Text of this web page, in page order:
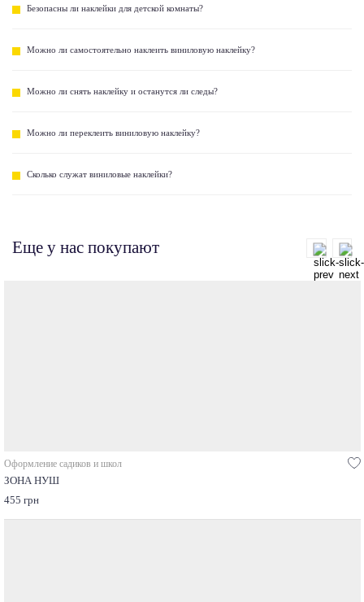
Безопасны ли наклейки для детской комнаты?
Можно ли самостоятельно наклеить виниловую наклейку?
Можно ли снять наклейку и останутся ли следы?
Можно ли переклеить виниловую наклейку?
Сколько служат виниловые наклейки?
Еще у нас покупают
Оформление садиков и школ
ЗОНА НУШ
455 грн